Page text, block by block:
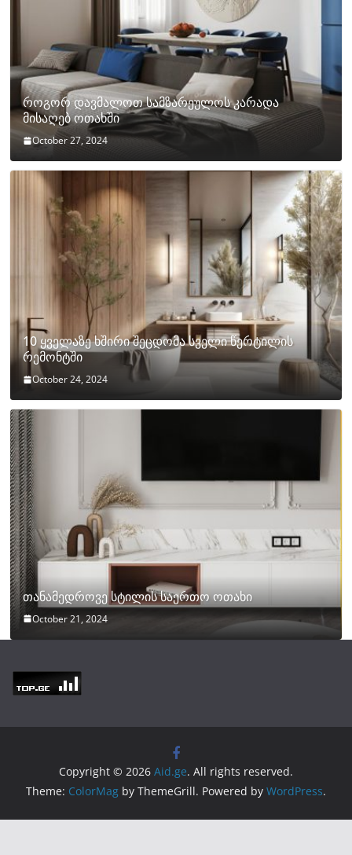
როგორ დავმალოთ სამზარეულოს კარადა
მისაღებ ოთახში
October 27, 2024
10 ყველაზე ხშირი შეცდომა სველი წერტილის
რემონტში
October 24, 2024
თანამედროვე სტილის საერთო ოთახი
October 21, 2024
Copyright © 2026 Aid.ge. All rights reserved.
Theme: ColorMag by ThemeGrill. Powered by WordPress.